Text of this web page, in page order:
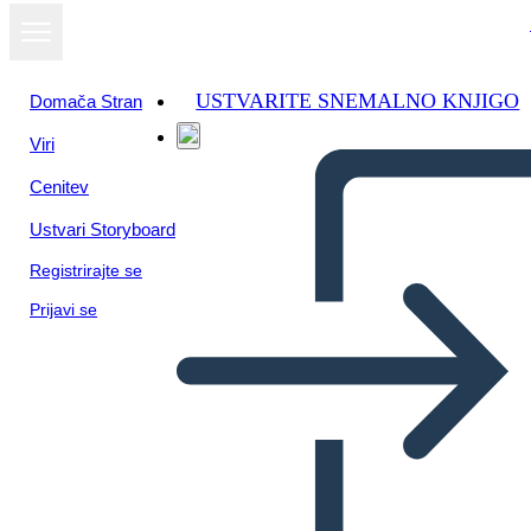
Domača Stran
Viri
Cenitev
Ustvari Storyboard
Registrirajte se
Prijavi se
USTVARITE SNEMALNO KNJIGO